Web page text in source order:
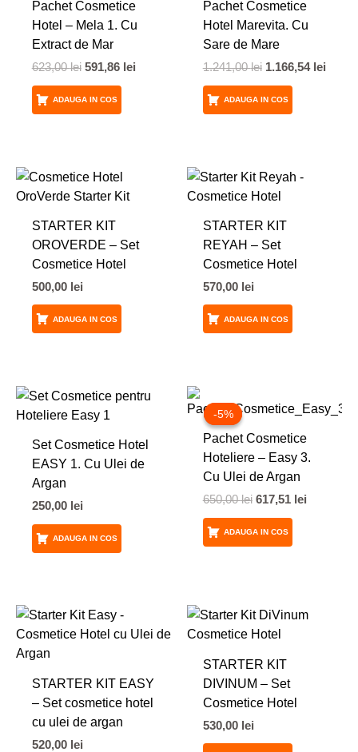
Pachet Cosmetice
Hotel – Mela 1. Cu
Extract de Mar
623,00lei
623,00 lei.
591,86 lei
ADAUGA IN COS
Pachet Cosmetice
Hotel Marevita. Cu
Sare de Mare
1.241,00lei
1.241,00 lei.
1.166,54 lei
ADAUGA IN COS
STARTER KIT
OROVERDE – Set
Cosmetice Hotel
500,00 lei
ADAUGA IN COS
STARTER KIT
REYAH – Set
Cosmetice Hotel
570,00 lei
ADAUGA IN COS
Set Cosmetice Hotel
EASY 1. Cu Ulei de
Argan
250,00 lei
ADAUGA IN COS
-5%
-5%
Pachet Cosmetice
Hoteliere – Easy 3.
Cu Ulei de Argan
650,00lei
inițial
fost:
650,00 lei.
617,51 lei
curent
617,51
ADAUGA IN COS
STARTER KIT EASY
– Set cosmetice hotel
cu ulei de argan
520,00 lei
STARTER KIT
DIVINUM – Set
Cosmetice Hotel
530,00 lei